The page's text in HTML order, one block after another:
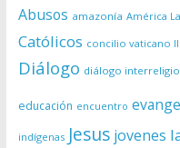
Abusos amazonía América
Católicos concilio vaticano II
Diálogo diálogo
educación encuentro
indígenas Jesus jovenes